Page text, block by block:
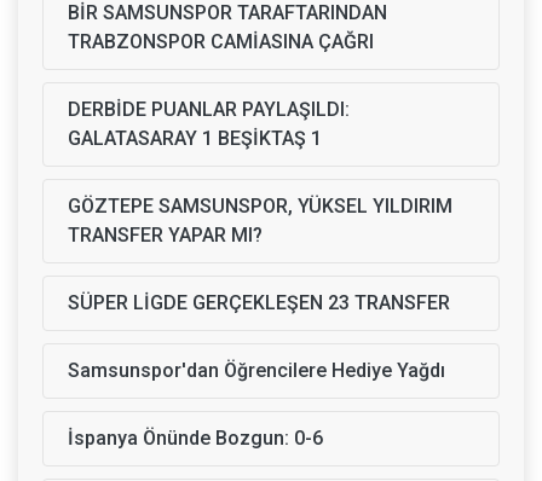
BİR SAMSUNSPOR TARAFTARINDAN
TRABZONSPOR CAMİASINA ÇAĞRI
DERBİDE PUANLAR PAYLAŞILDI:
GALATASARAY 1 BEŞİKTAŞ 1
GÖZTEPE SAMSUNSPOR, YÜKSEL YILDIRIM
TRANSFER YAPAR MI?
SÜPER LİGDE GERÇEKLEŞEN 23 TRANSFER
Samsunspor'dan Öğrencilere Hediye Yağdı
İspanya Önünde Bozgun: 0-6